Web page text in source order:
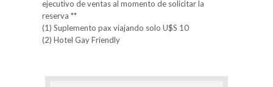
ejecutivo de ventas al momento de solicitar la
reserva **
(1) Suplemento pax viajando solo U$S 10
(2) Hotel Gay Friendly